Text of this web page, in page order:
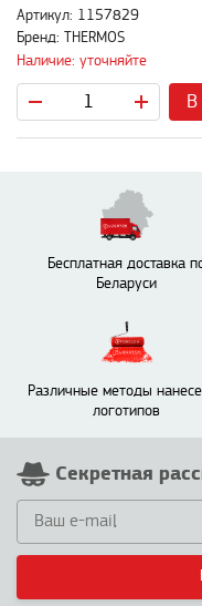
Артикул: 1157829
Бренд: THERMOS
Наличие: уточняйте
В
Бесплатная доставка
Беларуси
Различные методы
логотипов
Секретная